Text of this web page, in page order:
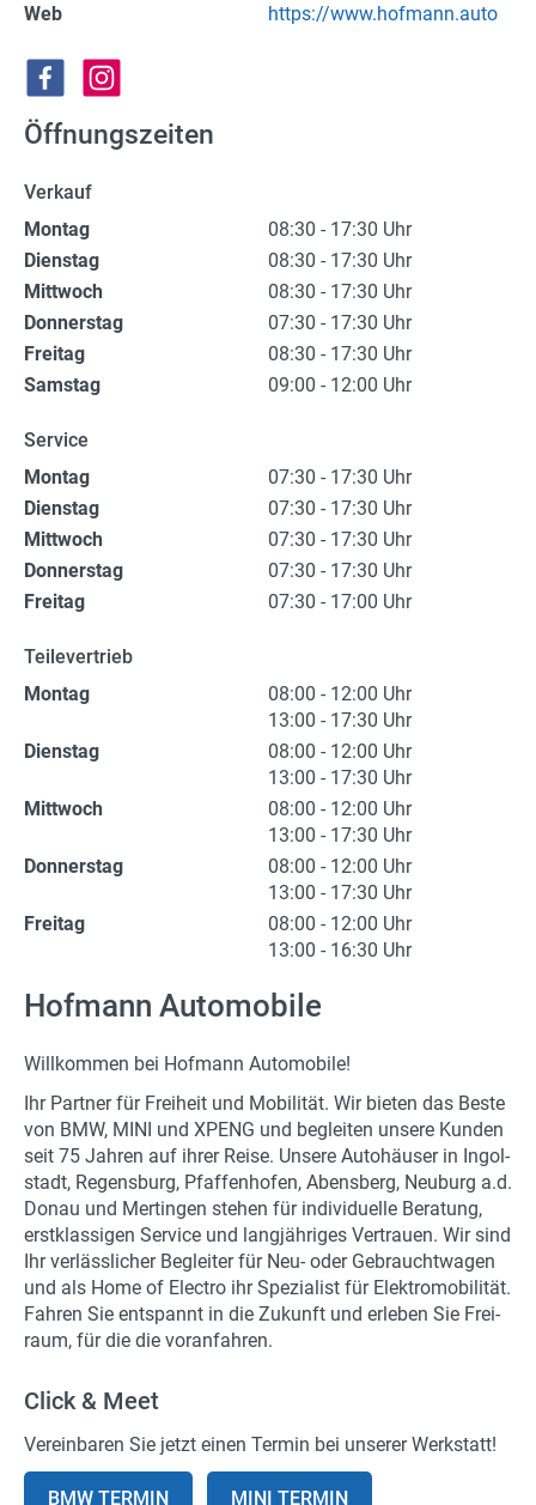
Web
https://www.hofmann.auto
Öffnungszeiten
Verkauf
Montag
08:30 - 17:30 Uhr
Dienstag
08:30 - 17:30 Uhr
Mittwoch
08:30 - 17:30 Uhr
Donnerstag
07:30 - 17:30 Uhr
Freitag
08:30 - 17:30 Uhr
Samstag
09:00 - 12:00 Uhr
Service
Montag
07:30 - 17:30 Uhr
Dienstag
07:30 - 17:30 Uhr
Mittwoch
07:30 - 17:30 Uhr
Donnerstag
07:30 - 17:30 Uhr
Freitag
07:30 - 17:00 Uhr
Teilevertrieb
Montag
08:00 - 12:00 Uhr
13:00 - 17:30 Uhr
Dienstag
08:00 - 12:00 Uhr
13:00 - 17:30 Uhr
Mittwoch
08:00 - 12:00 Uhr
13:00 - 17:30 Uhr
Donnerstag
08:00 - 12:00 Uhr
13:00 - 17:30 Uhr
Freitag
08:00 - 12:00 Uhr
13:00 - 16:30 Uhr
Hofmann Automobile
Will­kom­men bei Hof­mann Au­to­mo­bi­le!
Ihr Part­ner für Frei­heit und Mo­bi­li­tät. Wir bie­ten das Beste
von BMW, MINI und XPENG und be­glei­ten un­se­re Kun­den
seit 75 Jah­ren auf ihrer Reise. Un­se­re Au­to­häu­ser in In­gol­
stadt, Re­gens­burg, Pfaf­fen­ho­fen, Abens­berg, Neu­burg a.d.
Donau und Mer­tin­gen ste­hen für in­di­vi­du­el­le Be­ra­tung,
erst­klas­si­gen Ser­vice und lang­jäh­ri­ges Ver­trau­en. Wir sind
Ihr ver­läss­li­cher Be­glei­ter für Neu- oder Ge­braucht­wa­gen
und als Home of Elec­tro ihr Spe­zia­list für Elek­tro­mo­bi­li­tät.
Fah­ren Sie ent­spannt in die Zu­kunft und er­le­ben Sie Frei­
raum, für die die vor­anfah­ren.
Click & Meet
Ver­ein­ba­ren Sie jetzt einen Ter­min bei un­se­rer Werk­statt!
BMW TER­MIN MINI TER­MIN
Leserfoto-Aktion
Kontaktseite
Premium Kunde werden
Datenschutzerklärung
Impressum